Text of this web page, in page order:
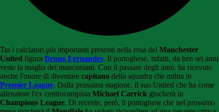
Tra i calciatori più importanti presenti nella rosa del Manchester
United figura Bruno Fernandes. Il portoghese, infatti, da ben sei anni
veste la maglia dei mancuniani. Con il passare degli anni, ha ricevuto
anche l'onore di diventare capitano della squadra che milita in
Premier League. Dalla prossima stagione, il suo United che ha come
allenatore l'ex centrocampista Michael Carrick giocherà in
Champions League. Di recente, però, il portoghese che nel prossimo